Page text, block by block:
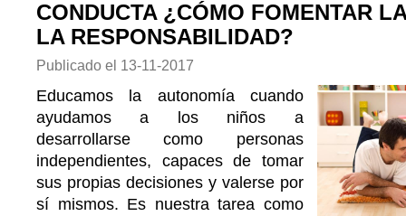
CONDUCTA ¿CÓMO FOMENTAR
LA RESPONSABILIDAD?
Publicado el 13-11-2017
Educamos la autonomía cuando
ayudamos a los niños a
desarrollarse como personas
independientes, capaces de tomar
sus propias decisiones y valerse por
sí mismos. Es nuestra tarea como